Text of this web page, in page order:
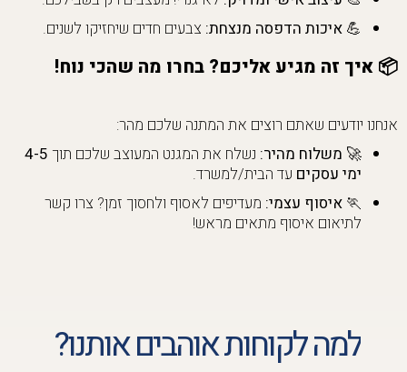
💪 איכות הדפסה מנצחת: צבעים חדים שיחזיקו לשנים.
📦 איך זה מגיע אליכם? בחרו מה שהכי נוח!
אנחנו יודעים שאתם רוצים את המתנה שלכם מהר:
🚀 משלוח מהיר: נשלח את המגנט המעוצב שלכם תוך 4-5
ימי עסקים עד הבית/למשרד.
🏃 איסוף עצמי: מעדיפים לאסוף ולחסוך זמן? צרו קשר
לתיאום איסוף מתאים מראש!
למה לקוחות אוהבים אותנו?